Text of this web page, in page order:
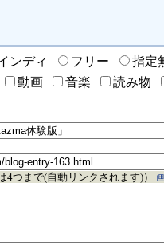
ンディ フリー 指定
動画 音楽 読み物
4つまで(自動リンクされます)）